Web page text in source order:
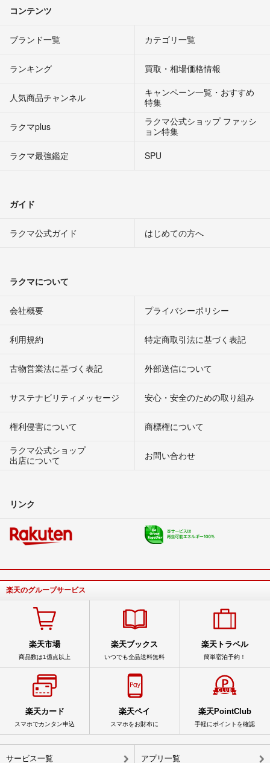
コンテンツ
ブランド一覧 カテゴリ一覧
ランキング 買取・相場価格情報
人気商品チャンネル
キャンペーン一覧・おすすめ
特集
ラクマplus
ラクマ公式ショップ ファッシ
ョン特集
ラクマ最強鑑定
SPU
ガイド
ラクマ公式ガイド はじめての方へ
ラクマについて
会社概要 プライバシーポリシー
利用規約 特定商取引法に基づく表記
古物営業法に基づく表記 外部送信について
サステナビリティメッセージ 安心・安全のための取り組み
権利侵害について
商標権について
ラクマ公式ショップ
出店について
お問い合わせ
リンク
楽天のグループサービス
楽天市場
商品数は1億点以上
楽天ブックス
いつでも全品送料無料
楽天トラベル
簡単宿泊予約！
楽天カード
スマホでカンタン申込
楽天ペイ
スマホをお財布に
楽天PointClub
手軽にポイントを確認
サービス一覧 アプリ一覧